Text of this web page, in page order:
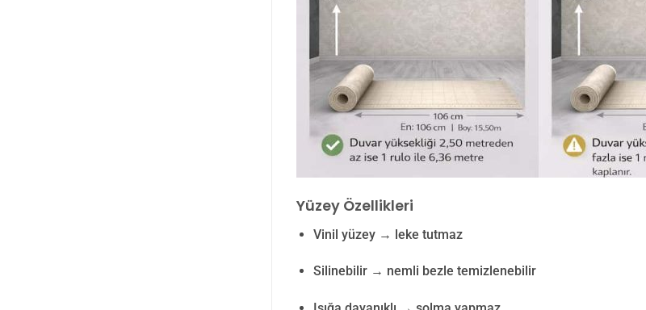
Yüzey Özellikleri
Vinil yüzey → leke tutmaz
Silinebilir → nemli bezle temizlenebilir